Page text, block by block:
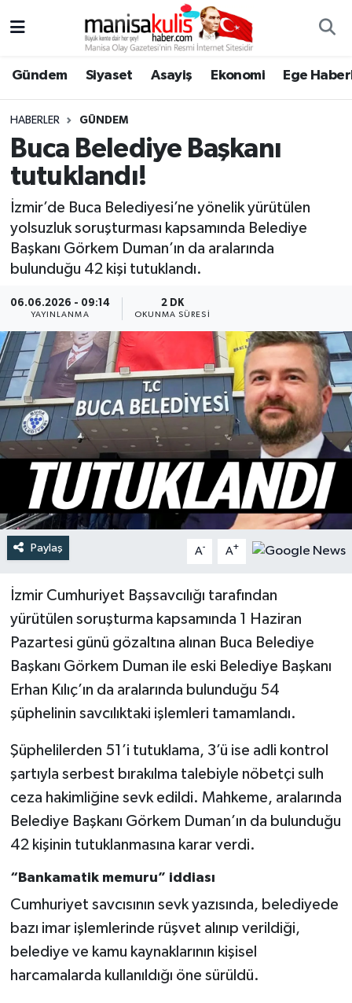
Gündem Siyaset Asayiş Ekonomi Ege
HABERLER GÜNDEM
Buca Belediye Başkanı
tutuklandı!
İzmir’de Buca Belediyesi’ne yönelik yürütülen
yolsuzluk soruşturması kapsamında Belediye
Başkanı Görkem Duman’ın da aralarında
bulunduğu 42 kişi tutuklandı.
06.06.2026 - 09:14
YAYINLANMA
2 DK
OKUNMA SÜRESI
Paylaş A- A+
İzmir Cumhuriyet Başsavcılığı tarafından
yürütülen soruşturma kapsamında 1 Haziran
Pazartesi günü gözaltına alınan Buca Belediye
Başkanı Görkem Duman ile eski Belediye Başkanı
Erhan Kılıç’ın da aralarında bulunduğu 54
şüphelinin savcılıktaki işlemleri tamamlandı.
Şüphelilerden 51’i tutuklama, 3’ü ise adli kontrol
şartıyla serbest bırakılma talebiyle nöbetçi sulh
ceza hakimliğine sevk edildi. Mahkeme, aralarında
Belediye Başkanı Görkem Duman’ın da bulunduğu
42 kişinin tutuklanmasına karar verdi.
“Bankamatik memuru” iddiası
Cumhuriyet savcısının sevk yazısında, belediyede
bazı imar işlemlerinde rüşvet alınıp verildiği,
belediye ve kamu kaynaklarının kişisel
harcamalarda kullanıldığı öne sürüldü.
Ege Haberleri
Ekonomi
Genel
Gündem
Resmi İlan
Siyaset
Spor
Türkiye
Yaşam
Yunusemre Hava Durumu
Yunusemre Trafik Yoğunluk Haritası
Süper Lig Puan Durumu ve Fikstür
Tüm Manşetler
Son Dakika Haberleri
Haber Arşivi